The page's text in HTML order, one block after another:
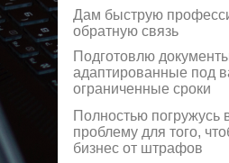
Дам быструю
обратную связь
Подготовлю
адаптированные под
ограниченные сроки
Полностью погружусь
проблему для того,
бизнес от штрафов